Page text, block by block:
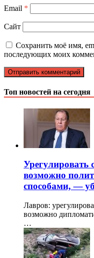
Email *
Сайт
Сохранить моё имя,
последующих моих
Топ новостей на сегодня
возможно
способами, —
Лавров:
возможно
…